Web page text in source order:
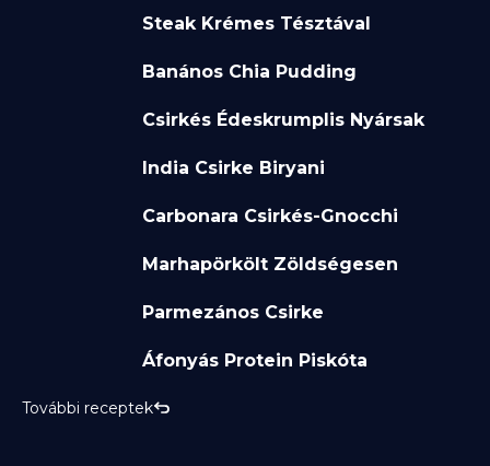
Steak Krémes Tésztával
Banános Chia Pudding
Csirkés Édeskrumplis Nyársak
India Csirke Biryani
Carbonara Csirkés-Gnocchi
Marhapörkölt Zöldségesen
Parmezános Csirke
Áfonyás Protein Piskóta
További receptek